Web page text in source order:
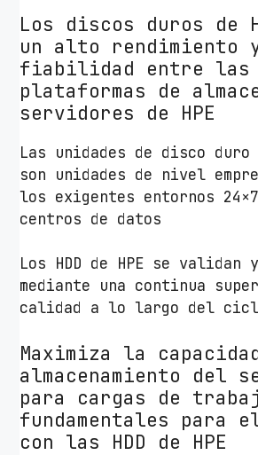
Los discos duros de
un alto rendimiento
fiabilidad entre las
plataformas de
servidores de HPE
Las unidades de disco duro
son unidades de nivel
los exigentes entornos
centros de datos
Los HDD de HPE se validan
mediante una continua
calidad a lo largo del
Maximiza la
almacenamiento del
para cargas de
fundamentales para
con las HDD de HPE